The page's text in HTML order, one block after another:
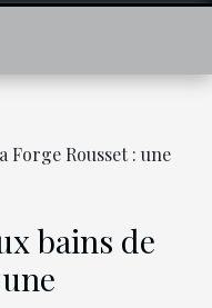
Forge Rousset : une
bains de